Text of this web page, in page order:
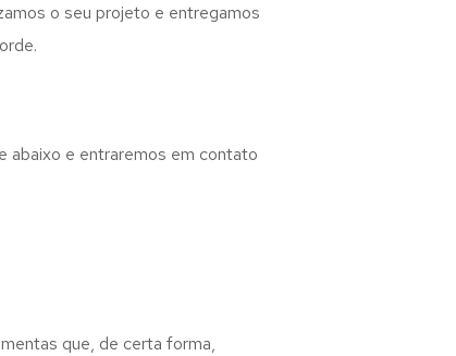
o seu projeto e entregamos
abaixo e entraremos em contato
que, de certa forma,